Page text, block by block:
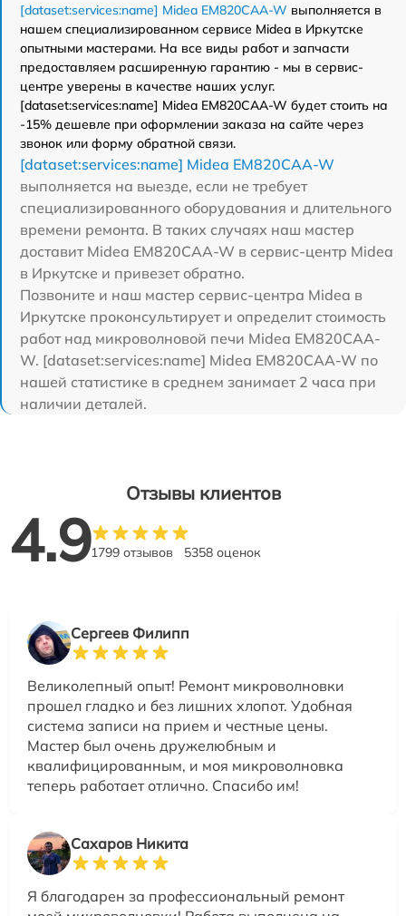
[dataset:services:name] Midea EM820CAA-W выполняется в
нашем специализированном сервисе Midea в Иркутске
опытными мастерами. На все виды работ и запчасти
предоставляем расширенную гарантию - мы в сервис-
центре уверены в качестве наших услуг.
[dataset:services:name] Midea EM820CAA-W будет стоить на
-15% дешевле при оформлении заказа на сайте через
звонок или форму обратной связи.
[dataset:services:name] Midea EM820CAA-W
выполняется на выезде, если не требует
специализированного оборудования и длительного
времени ремонта. В таких случаях наш мастер
доставит Midea EM820CAA-W в сервис-центр Midea
в Иркутске и привезет обратно.
Позвоните и наш мастер сервис-центра Midea в
Иркутске проконсультирует и определит стоимость
работ над микроволновой печи Midea EM820CAA-
W. [dataset:services:name] Midea EM820CAA-W по
нашей статистике в среднем занимает 2 часа при
наличии деталей.
Отзывы клиентов
4.91799 отзывов 5358 оценок
Сергеев Филипп
Великолепный опыт! Ремонт микроволновки
прошел гладко и без лишних хлопот. Удобная
система записи на прием и честные цены.
Мастер был очень дружелюбным и
квалифицированным, и моя микроволновка
теперь работает отлично. Спасибо им!
Сахаров Никита
Я благодарен за профессиональный ремонт